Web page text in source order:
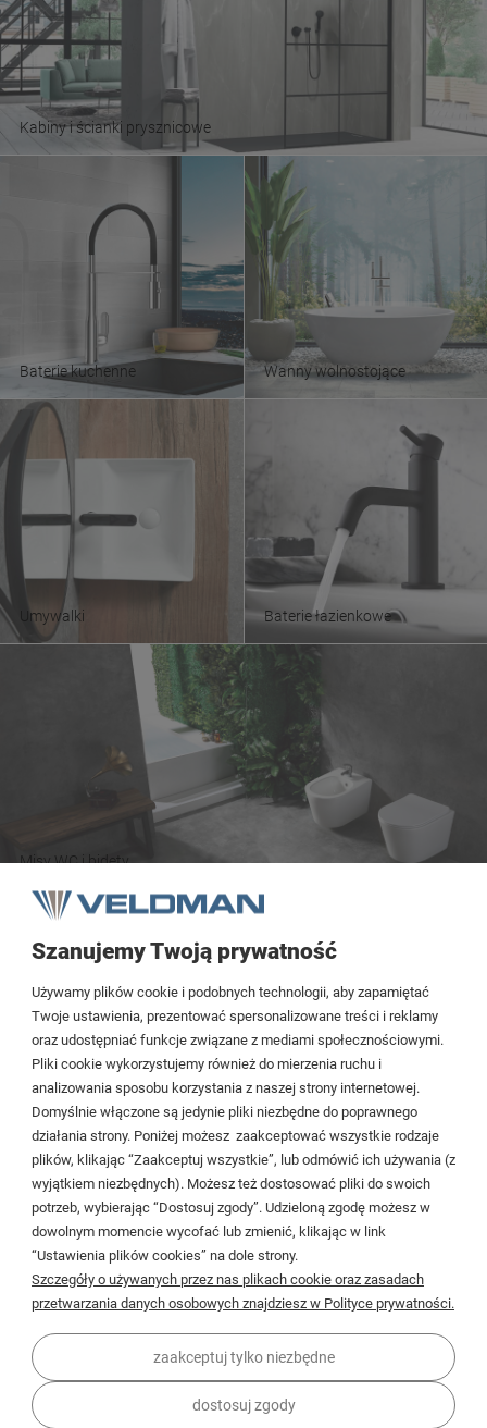
Kabiny i ścianki prysznicowe
Baterie kuchenne Wanny wolnostojące
Misy WC i bidety
Umywalki Baterie łazienkowe
Cieślewskich 54
03-017 Warszawa
22 299 45 25
biuro@veldman.pl
Płatności i dostawa
Informacje
Szanujemy Twoją prywatność
Używamy plików cookie i podobnych technologii, aby zapamiętać
Twoje ustawienia, prezentować spersonalizowane treści i reklamy
oraz udostępniać funkcje związane z mediami społecznościowymi.
Pliki cookie wykorzystujemy również do mierzenia ruchu i
analizowania sposobu korzystania z naszej strony internetowej.
Domyślnie włączone są jedynie pliki niezbędne do poprawnego
działania strony. Poniżej możesz zaakceptować wszystkie rodzaje
plików, klikając “Zaakceptuj wszystkie”, lub odmówić ich używania (z
wyjątkiem niezbędnych). Możesz też dostosować pliki do swoich
potrzeb, wybierając “Dostosuj zgody”. Udzieloną zgodę możesz w
dowolnym momencie wycofać lub zmienić, klikając w link
“Ustawienia plików cookies” na dole strony.
Szczegóły o używanych przez nas plikach cookie oraz zasadach
przetwarzania danych osobowych znajdziesz w Polityce prywatności.
zaakceptuj tylko niezbędne
dostosuj zgody